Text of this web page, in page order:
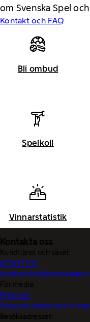
om Svenska Spel
Kontakt och FAQ
Bli ombud
Spelkoll
Vinnarstatistik
Kontakta oss
Kundtjänst och växel:
0770-11 11 11
För media:
Pressjour
Pressjour vinster och
Besöksadresser: